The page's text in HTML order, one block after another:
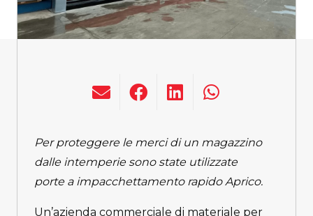
Per proteggere le merci di un magazzino
dalle intemperie sono state utilizzate
porte a impacchettamento rapido Aprico.
Un’azienda commerciale di materiale per